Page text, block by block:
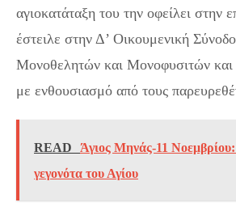
αγιοκατάταξη του την οφείλει στην
έστειλε στην Δ’ Οικουμενική
Μονοθελητών και Μονοφυσιτών και
με ενθουσιασμό από τους
READ
Άγιος Μηνάς-11
γεγονότα του Αγίου